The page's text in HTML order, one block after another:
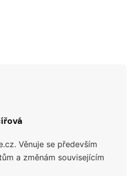
Věnuje se především
a změnám souvisejícím